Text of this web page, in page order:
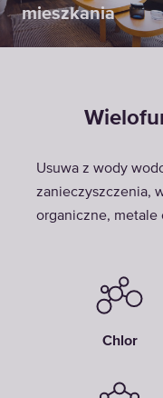
mieszkania
Usuwa z wody
zanieczyszczenia,
organiczne, metale
Chlor